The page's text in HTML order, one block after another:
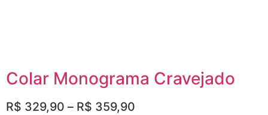
Colar Monograma Cravejado
R$ 329,90 – R$ 359,90